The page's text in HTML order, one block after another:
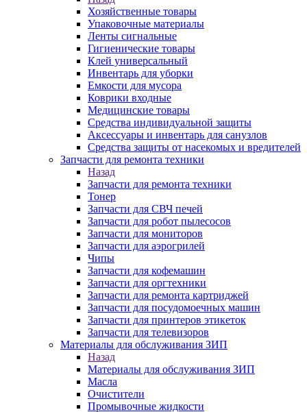
Хозяйственные товары
Упаковочные материалы
Ленты сигнальные
Гигиенические товары
Клей универсальный
Инвентарь для уборки
Емкости для мусора
Коврики входные
Медицинские товары
Средства индивидуальной защиты
Аксессуары и инвентарь для санузлов
Средства защиты от насекомых и вредителей
Запчасти для ремонта техники
Назад
Запчасти для ремонта техники
Тонер
Запчасти для СВЧ печей
Запчасти для робот пылесосов
Запчасти для мониторов
Запчасти для аэрогрилей
Чипы
Запчасти для кофемашин
Запчасти для оргтехники
Запчасти для ремонта картриджей
Запчасти для посудомоечных машин
Запчасти для принтеров этикеток
Запчасти для телевизоров
Материалы для обслуживания ЗИП
Назад
Материалы для обслуживания ЗИП
Масла
Очистители
Промывочные жидкости